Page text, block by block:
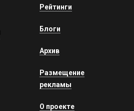
Рейтинги
Блоги
Архив
Размещение
рекламы
О проекте